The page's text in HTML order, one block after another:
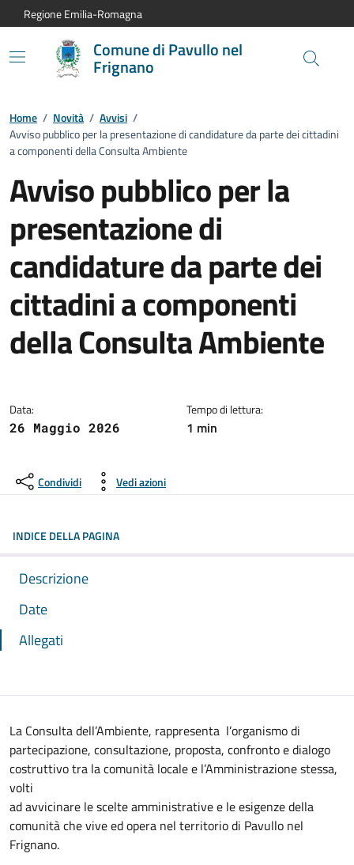
Vai al contenuto principale
Vai alla navigazione del sito
Vai al piede di pagina
Regione Emilia-Romagna
Comune di Pavullo nel
Frignano
Home / Novità / Avvisi /
Avviso pubblico per la presentazione di candidature da parte dei cittadini
a componenti della Consulta Ambiente
Avviso pubblico per la
presentazione di
candidature da parte dei
cittadini a componenti
della Consulta Ambiente
Data:
26 Maggio 2026
Tempo di lettura:
1 min
Condividi Vedi azioni
INDICE DELLA PAGINA
Descrizione
Date
Allegati
La Consulta dell’Ambiente, rappresenta l’organismo di
partecipazione, consultazione, proposta, confronto e dialogo
costruttivo tra la comunità locale e l’Amministrazione stessa,
volti
ad avvicinare le scelte amministrative e le esigenze della
comunità che vive ed opera nel territorio di Pavullo nel
Frignano.